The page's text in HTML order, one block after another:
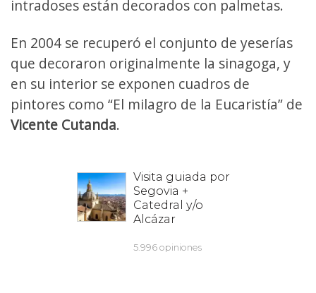
intradoses están decorados con palmetas.
En 2004 se recuperó el conjunto de yeserías
que decoraron originalmente la sinagoga, y
en su interior se exponen cuadros de
pintores como “El milagro de la Eucaristía” de
Vicente Cutanda.